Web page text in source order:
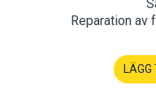
Reparation av
LÄGG